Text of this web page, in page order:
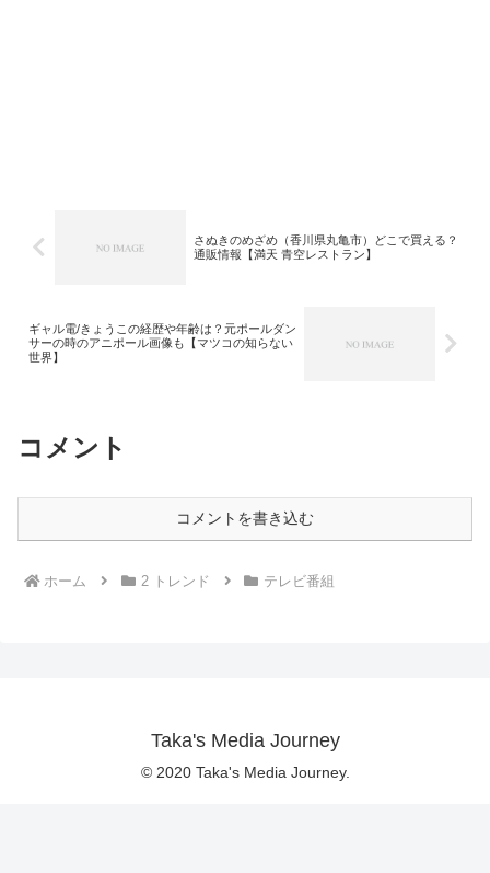
さぬきのめざめ（香川県丸亀市）どこで買える？
通販情報【満天 青空レストラン】
ギャル電/きょうこの経歴や年齢は？元ポールダン
サーの時のアニポール画像も【マツコの知らない
世界】
コメント
コメントを書き込む
ホーム 2 トレンド テレビ番組
Taka's Media Journey
© 2020 Taka's Media Journey.